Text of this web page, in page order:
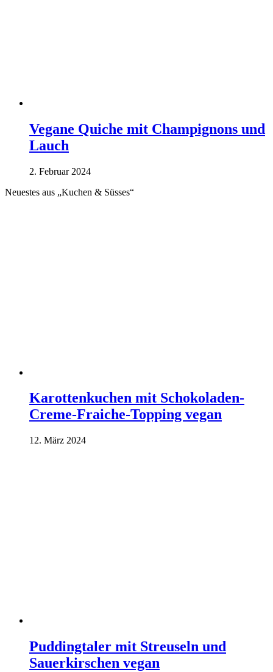
Vegane Quiche mit Champignons und
Lauch
2. Februar 2024
Neuestes aus „Kuchen & Süsses“
Karottenkuchen mit Schokoladen-
Creme-Fraiche-Topping vegan
12. März 2024
Puddingtaler mit Streuseln und
Sauerkirschen vegan